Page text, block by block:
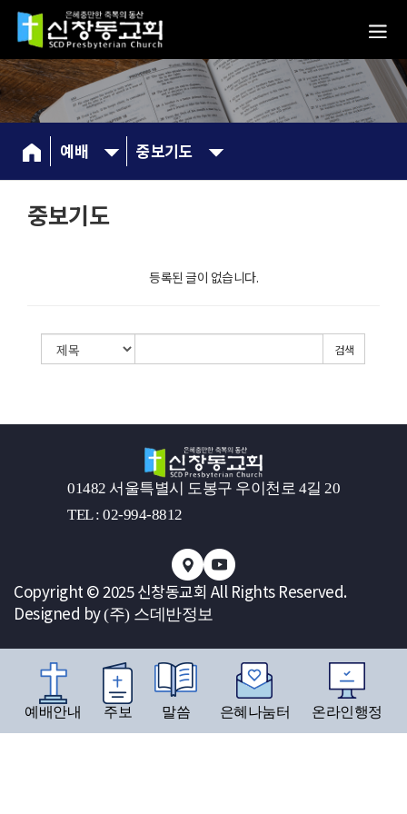
예배 중보기도
중보기도
등록된 글이 없습니다.
검색
01482 서울특별시 도봉구 우이천로 4길 20
TEL : 02-994-8812
Copyright © 2025 신창동교회 All Rights Reserved.
Designed by(주) 스데반정보
예배안내 주보 말씀 은혜나눔터 온라인행정